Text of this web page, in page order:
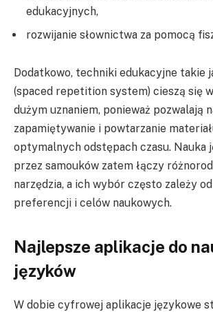
edukacyjnych,
rozwijanie słownictwa za pomocą
Dodatkowo, techniki edukacyjne takie
(spaced repetition system) cieszą się
dużym uznaniem, ponieważ pozwalają
zapamiętywanie i powtarzanie
optymalnych odstępach czasu. Nauka
przez samouków zatem łączy
narzędzia, a ich wybór często zależy
preferencji i celów naukowych.
Najlepsze aplikacje do
języków
W dobie cyfrowej aplikacje językowe